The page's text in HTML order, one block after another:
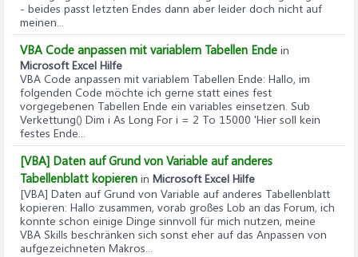
- beides passt letzten Endes dann aber leider doch nicht auf
meinen...
VBA Code anpassen mit variablem Tabellen Ende in
Microsoft Excel Hilfe
VBA Code anpassen mit variablem Tabellen Ende: Hallo, im
folgenden Code möchte ich gerne statt eines fest
vorgegebenen Tabellen Ende ein variables einsetzen. Sub
Verkettung() Dim i As Long For i = 2 To 15000 'Hier soll kein
festes Ende...
[VBA] Daten auf Grund von Variable auf anderes
Tabellenblatt kopieren in Microsoft Excel Hilfe
[VBA] Daten auf Grund von Variable auf anderes Tabellenblatt
kopieren: Hallo zusammen, vorab großes Lob an das Forum, ich
konnte schon einige Dinge sinnvoll für mich nutzen, meine
VBA Skills beschränken sich sonst eher auf das Anpassen von
aufgezeichneten Makros...